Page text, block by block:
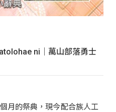
ni｜萬山部落勇士
月的祭典，現今配合族人工